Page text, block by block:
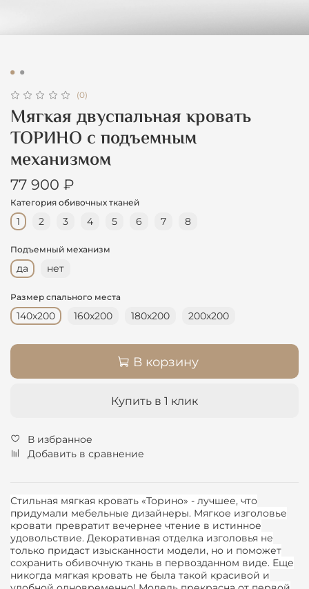
(0)
Мягкая двуспальная кровать
ТОРИНО с подъемным
механизмом
77 900 ₽
Категория обивочных тканей
1 2 3 4 5 6 7 8
Подъемный механизм
да нет
Размер спального места
140х200 160х200 180х200 200х200
В корзину
Купить в 1 клик
В избранное
Добавить в сравнение
Стильная мягкая кровать «Торино» - лучшее, что
придумали мебельные дизайнеры. Мягкое изголовье
кровати превратит вечернее чтение в истинное
удовольствие. Декоративная отделка изголовья не
только придаст изысканности модели, но и поможет
сохранить обивочную ткань в первозданном виде. Еще
никогда мягкая кровать не была такой красивой и